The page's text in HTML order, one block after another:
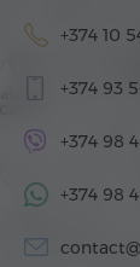
+374 10
+374 93
+374 98
+374 98